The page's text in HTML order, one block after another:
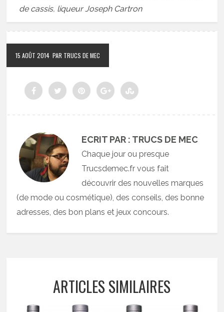
de cassis, liqueur Joseph Cartron
15 AOÛT 2014 PAR TRUCS DE MEC
ECRIT PAR : TRUCS DE MEC
Chaque jour ou presque
Trucsdemec.fr vous fait
découvrir des nouvelles marques
(de mode ou cosmétique), des conseils, des bonne
adresses, des bon plans et jeux concours.
ARTICLES SIMILAIRES